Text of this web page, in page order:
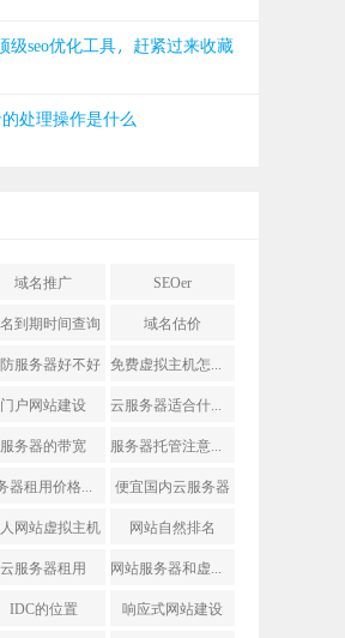
级seo优化工具，赶紧过来收藏
处理操作是什么
域名推广 SEOer
到期时间查询 域名估价
服务器好不好
门户网站建设
服务器的带宽
便宜国内云服务器
网站虚拟主机 网站自然排名
云服务器租用
IDC的位置 响应式网站建设